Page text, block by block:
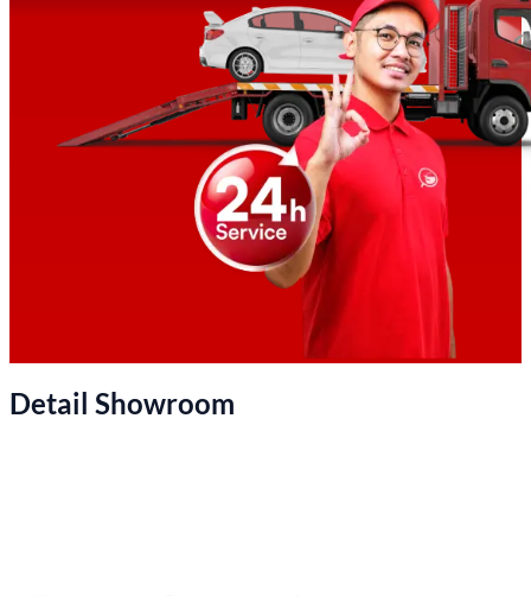
Detail Showroom